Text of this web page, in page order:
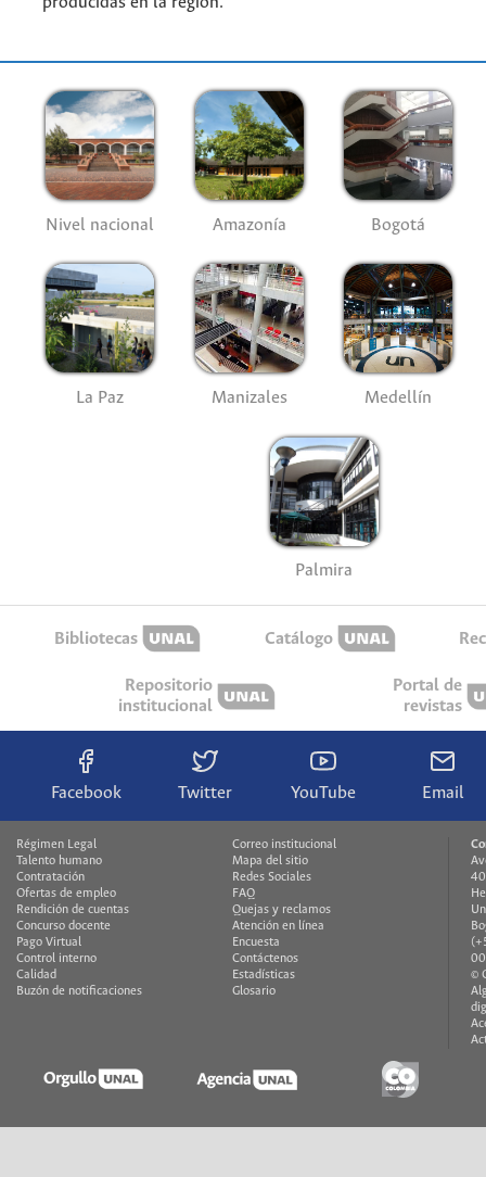
Nivel nacional Amazonía Bogotá
La Paz Manizales Medellín
Palmira
Bibliotecas Catálogo
Repositorio
institucional
Portal de
revistas
Facebook Twitter YouTube Email
Régimen Legal
Talento humano
Contratación
Ofertas de empleo
Rendición de cuentas
Concurso docente
Pago Virtual
Control interno
Calidad
Buzón de notificaciones
Correo institucional
Mapa del sitio
Redes Sociales
FAQ
Quejas y reclamos
Atención en línea
Encuesta
Contáctenos
Estadísticas
Glosario
©